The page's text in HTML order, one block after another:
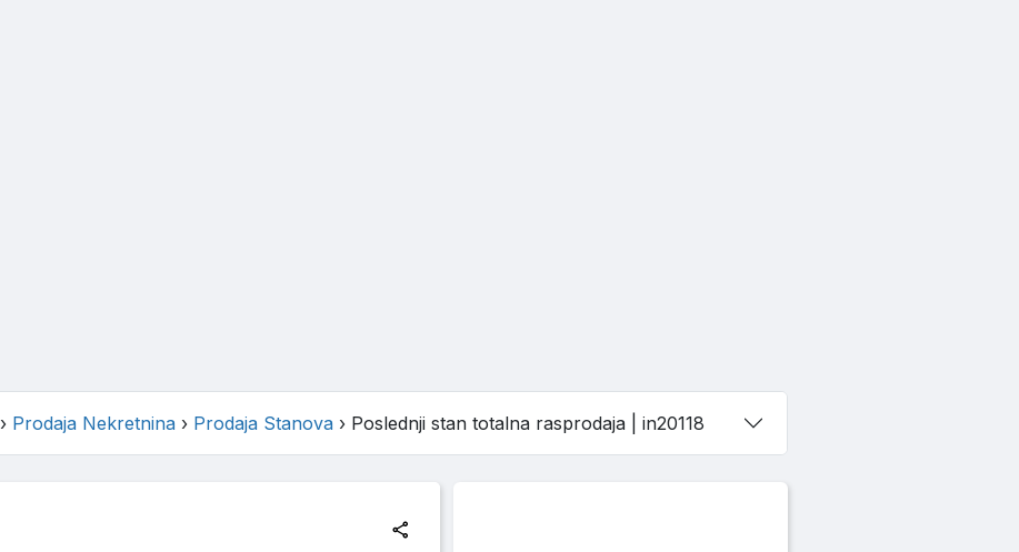
› Prodaja Nekretnina› Prodaja Stanova› Poslednji stan totalna rasprodaja| in20118